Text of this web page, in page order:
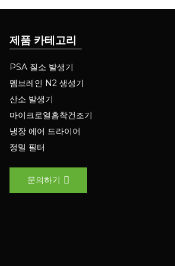
제품 카테고리
PSA 질소 발생기
멤브레인 N2 생성기
산소 발생기
마이크로열흡착건조기
냉장 에어 드라이어
정밀 필터
문의하기